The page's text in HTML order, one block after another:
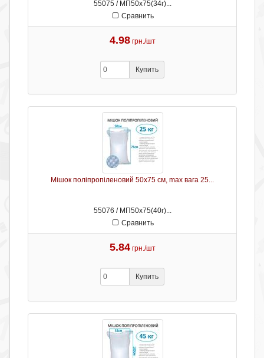
55075 / МП50х75(34г)...
Сравнить
4.98 грн./шт
Купить
Мішок поліпропіленовий 50х75 см, max вага 25...
55076 / МП50х75(40г)...
Сравнить
5.84 грн./шт
Купить